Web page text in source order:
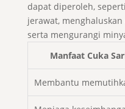
dapat diperoleh,
jerawat,
serta mengurangi
Manfaat Cuka
Membantu